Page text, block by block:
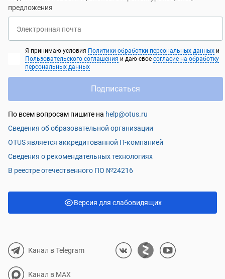
мне пришлось искать во время учёбы. Так что
открытия подобной должности и на текущей
работе в предстоящем году. Также есть
большое желание и далее развиваться в этом
направлении. Обучение дало большой толчок в
самому практиковаться.
Канал в Telegram
Канал в MAX
предложения
Электронная почта
Подписаться
Я принимаю условия Политики обработки персональных данных и
Пользовательского соглашения и даю свое согласие на обработку
персональных данных
По всем вопросам пишите на help@otus.ru
Сведения об образовательной организации
OTUS является аккредитованной IT-компанией
Сведения о рекомендательных технологиях
В реестре отечественного ПО №24216
Версия для слабовидящих